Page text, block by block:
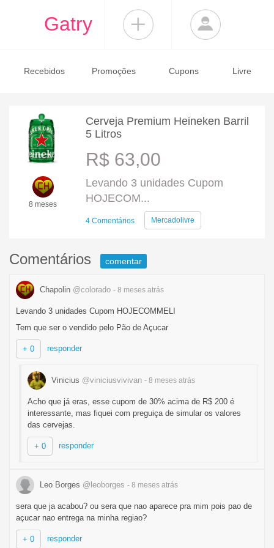
Gatry
Recebidos Promoções Cupons Livre
8 meses
Cerveja Premium Heineken Barril
5 Litros
R$ 63,00
Levando 3 unidades Cupom
HOJECOM...
4 Comentários Mercadolivre
Comentários comentar
Chapolin @colorado - 8 meses atrás
Levando 3 unidades Cupom HOJECOMMELI
Tem que ser o vendido pelo Pão de Açucar
+ 0 responder
Vinicius @viniciusvivivan - 8 meses atrás
Acho que já eras, esse cupom de 30% acima de R$ 200 é
interessante, mas fiquei com preguiça de simular os valores
das cervejas.
+ 0 responder
Leo Borges @leoborges - 8 meses atrás
sera que ja acabou? ou sera que nao aparece pra mim pois pao de
açucar nao entrega na minha regiao?
+ 0 responder